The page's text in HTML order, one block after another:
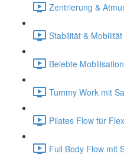
Zentrierung &
Stabilität &
Belebte
Tummy Work mit
Pilates Flow für
Full Body Flow mit